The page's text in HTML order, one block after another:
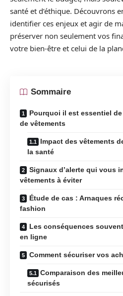
santé et d’éthique. Découvrons
identifier ces enjeux et agir de
préserver non seulement vos
votre bien-être et celui de la
Sommaire
Pourquoi il est essentiel
de vêtements
Impact des vêtements
la santé
Signaux d’alerte qui vous
vêtements à éviter
Étude de cas : Arnaques
fashion
Les conséquences
en ligne
Comment sécuriser vos
Comparaison des
sécurisés